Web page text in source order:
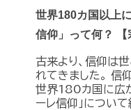
世界180カ国以上
信仰」って何？ 【
古来より、信仰は
れてきました。 信
世界180カ国に広
ーレ信仰」について